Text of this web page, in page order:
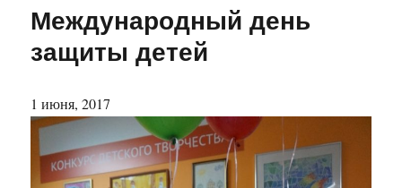
Международный день
защиты детей
1 июня, 2017